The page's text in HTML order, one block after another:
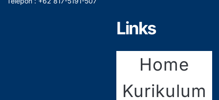
Links
Home
Kurikulum